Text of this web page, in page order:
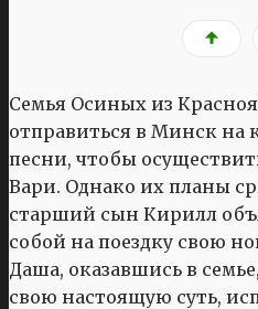
Семья Осиных из
отправиться в Минск на
песни, чтобы
Вари. Однако их планы
старший сын Кирилл
собой на поездку свою
Даша, оказавшись в
свою настоящую суть,